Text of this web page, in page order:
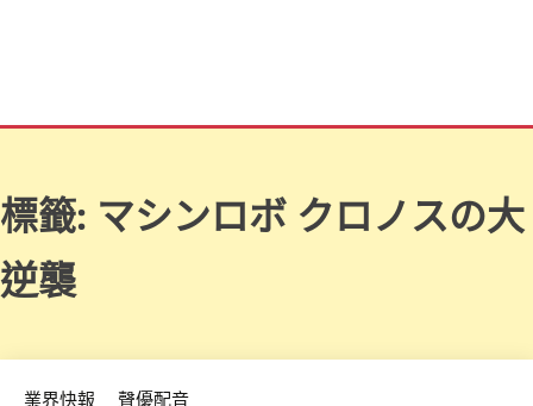
標籤: マシンロボ クロノスの大
逆襲
業界快報 聲優配音